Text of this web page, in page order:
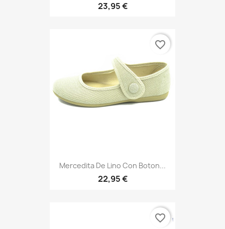
23,95 €
Mercedita De Lino Con Boton...
22,95 €
favorite_border
favorite_border